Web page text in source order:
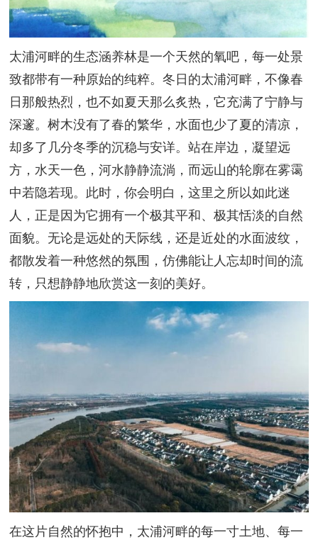
太浦河畔的生态涵养林是一个天然的氧吧，每一处景
致都带有一种原始的纯粹。冬日的太浦河畔，不像春
日那般热烈，也不如夏天那么炙热，它充满了宁静与
深邃。树木没有了春的繁华，水面也少了夏的清凉，
却多了几分冬季的沉稳与安详。站在岸边，凝望远
方，水天一色，河水静静流淌，而远山的轮廓在雾霭
中若隐若现。此时，你会明白，这里之所以如此迷
人，正是因为它拥有一个极其平和、极其恬淡的自然
面貌。无论是远处的天际线，还是近处的水面波纹，
都散发着一种悠然的氛围，仿佛能让人忘却时间的流
转，只想静静地欣赏这一刻的美好。
在这片自然的怀抱中，太浦河畔的每一寸土地、每一